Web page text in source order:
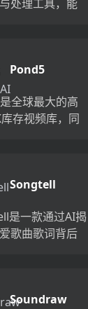
处理工具，能
新的革命性体
像是
...
Pond5
Lullab.AI
全球最大的高
存视频库，同
您是制作电
、音乐视频还
Songtell
是一款通过AI揭
歌曲歌词背后
示出其中引人
事和意义。你
Soundraw